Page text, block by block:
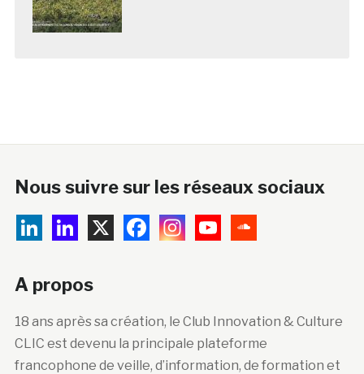
Nous suivre sur les réseaux sociaux
A propos
18 ans après sa création, le Club Innovation & Culture
CLIC est devenu la principale plateforme
francophone de veille, d’information, de formation et